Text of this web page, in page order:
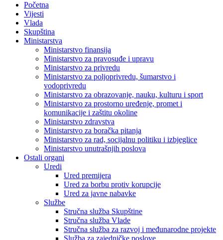
Početna
Vijesti
Vlada
Skupština
Ministarstva
Ministarstvo finansija
Ministarstvo za pravosuđe i upravu
Ministarstvo za privredu
Ministarstvo za poljoprivredu, šumarstvo i
vodoprivredu
Ministarstvo za obrazovanje, nauku, kulturu i sport
Ministarstvo za prostorno uređenje, promet i
komunikacije i zaštitu okoline
Ministarstvo zdravstva
Ministarstvo za boračka pitanja
Ministarstvo za rad, socijalnu politiku i izbjeglice
Ministarstvo unutrašnjih poslova
Ostali organi
Uredi
Ured premijera
Ured za borbu protiv korupcije
Ured za javne nabavke
Službe
Stručna služba Skupštine
Stručna služba Vlade
Stručna služba za razvoj i međunarodne projekte